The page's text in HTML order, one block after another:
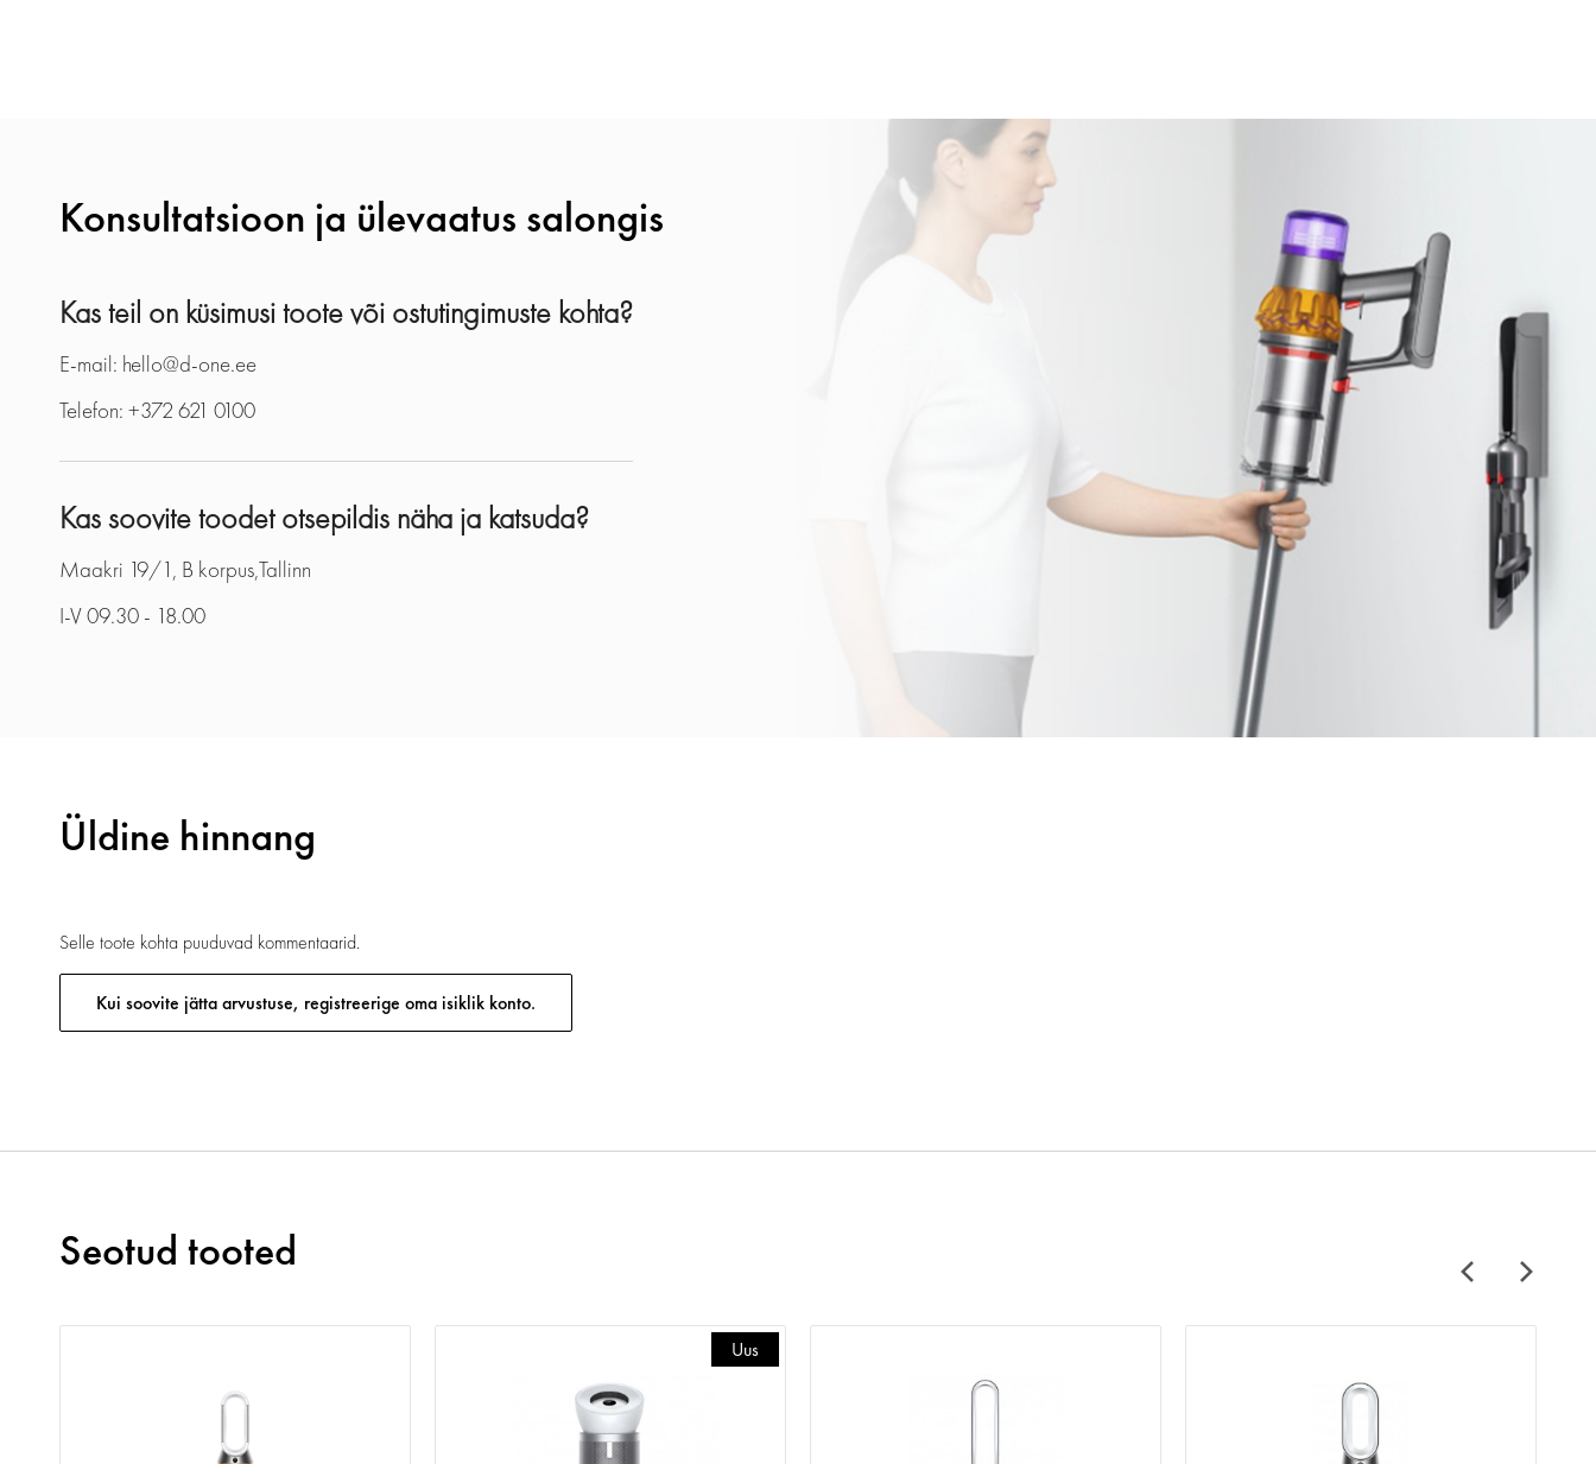
Konsultatsioon ja ülevaatus salongis
Kas teil on küsimusi toote või ostutingimuste kohta?
E-mail: hello@d-one.ee
Telefon: +372 621 0100
Kas soovite toodet otsepildis näha ja katsuda?
Maakri 19/1, B korpus,Tallinn
I-V 09.30 - 18.00
Üldine hinnang
Selle toote kohta puuduvad kommentaarid.
Kui soovite jätta arvustuse, registreerige oma isiklik konto.
Seotud tooted
Uus